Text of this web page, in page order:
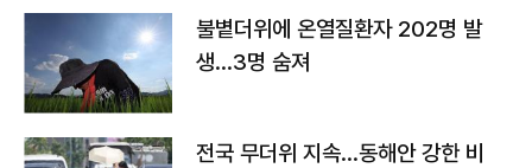
불볕더위에 온열질환자 202명 발
생…3명 숨져
전국 무더위 지속…동해안 강한 비